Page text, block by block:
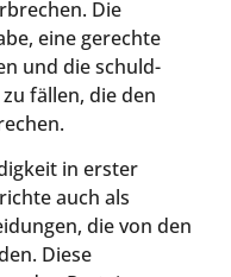
Die
eine gerechte
und die schuld-
fällen, die den
in erster
auch als
die von den
Diese